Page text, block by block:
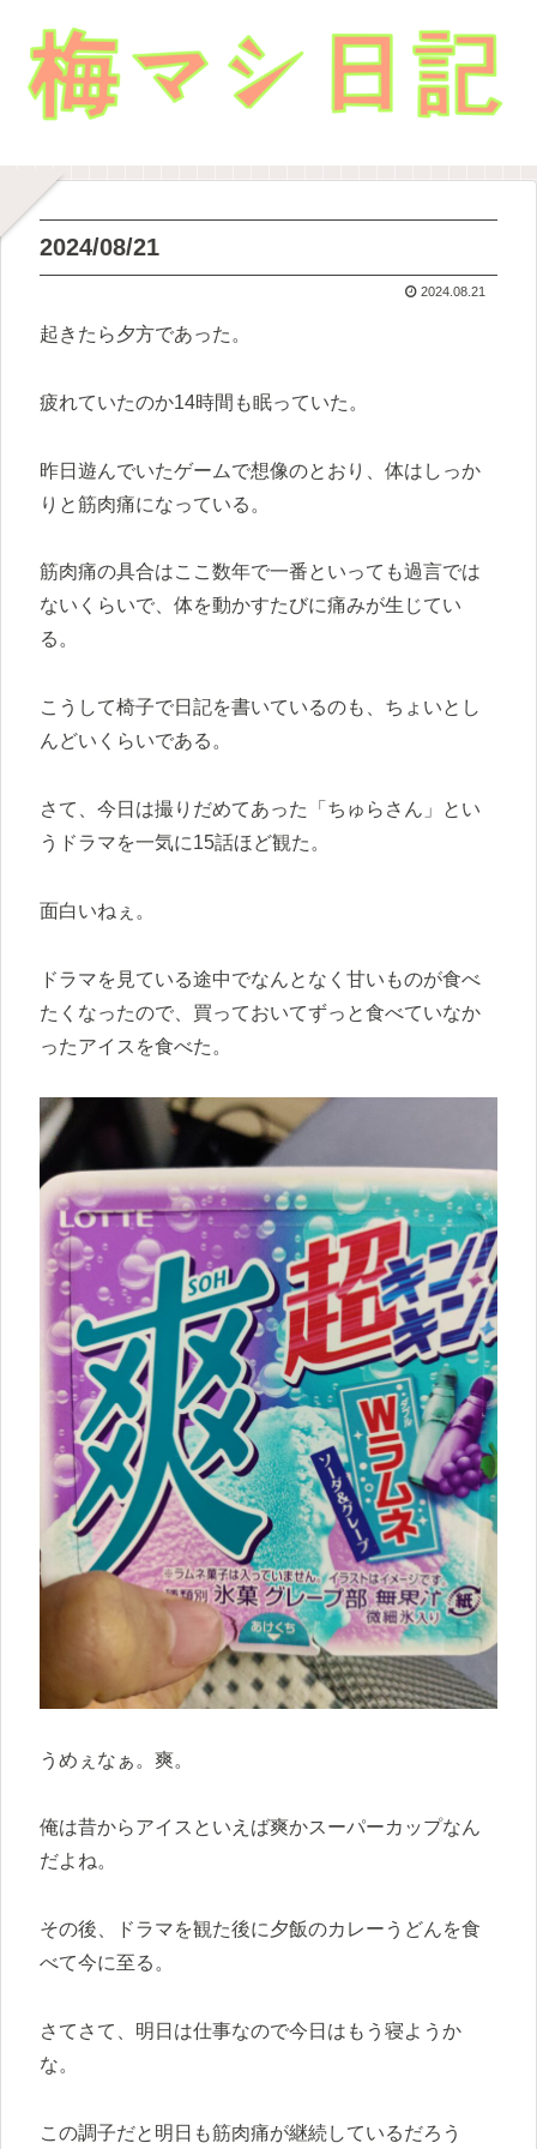
2024/08/21
2024.08.21
起きたら夕方であった。
疲れていたのか14時間も眠っていた。
昨日遊んでいたゲームで想像のとおり、体はしっか
りと筋肉痛になっている。
筋肉痛の具合はここ数年で一番といっても過言では
ないくらいで、体を動かすたびに痛みが生じてい
る。
こうして椅子で日記を書いているのも、ちょいとし
んどいくらいである。
さて、今日は撮りだめてあった「ちゅらさん」とい
うドラマを一気に15話ほど観た。
面白いねぇ。
ドラマを見ている途中でなんとなく甘いものが食べ
たくなったので、買っておいてずっと食べていなか
ったアイスを食べた。
うめぇなぁ。爽。
俺は昔からアイスといえば爽かスーパーカップなん
だよね。
その後、ドラマを観た後に夕飯のカレーうどんを食
べて今に至る。
さてさて、明日は仕事なので今日はもう寝ようか
な。
この調子だと明日も筋肉痛が継続しているだろう